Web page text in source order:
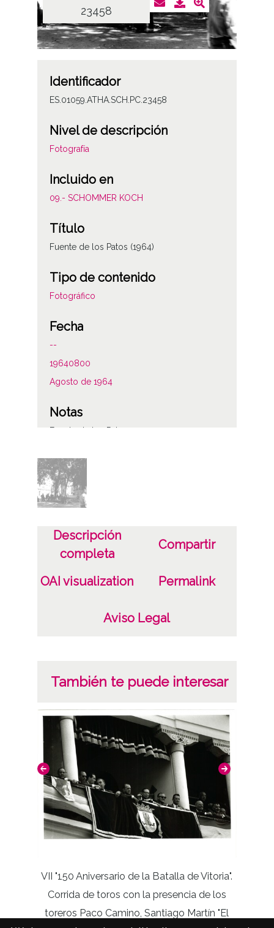
23458
Identificador
ES.01059.ATHA.SCH.PC.23458
Nivel de descripción
Fotografía
Incluido en
09.- SCHOMMER KOCH
Título
Fuente de los Patos (1964)
Tipo de contenido
Fotográfico
Fecha
--
19640800
Agosto de 1964
Notas
Fuente de los Patos
Sign copias: Carpeta 164 - Positivos 23458
Licencia de las imágenes
Descripción
completa
Compartir
OAI visualization Permalink
Aviso Legal
También te puede interesar
VII "150 Aniversario de la Batalla de Vitoria".
Corrida de toros con la presencia de los
toreros Paco Camino, Santiago Martín "El